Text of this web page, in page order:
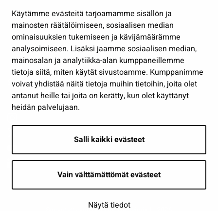
Käytämme evästeitä tarjoamamme sisällön ja
mainosten räätälöimiseen, sosiaalisen median
ominaisuuksien tukemiseen ja kävijämäärämme
analysoimiseen. Lisäksi jaamme sosiaalisen median,
mainosalan ja analytiikka-alan kumppaneillemme
tietoja siitä, miten käytät sivustoamme. Kumppanimme
voivat yhdistää näitä tietoja muihin tietoihin, joita olet
antanut heille tai joita on kerätty, kun olet käyttänyt
heidän palvelujaan.
Salli kaikki evästeet
Vain välttämättömät evästeet
Näytä tiedot
Työ ja yrittäminen
Osallistu ja asioi
Näytä omat evästeasetukseni
Seuraa meitä